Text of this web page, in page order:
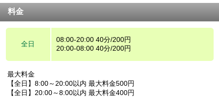
料金
全日
08:00-20:00 40分/200円
20:00-08:00 40分/200円
最大料金
【全日】8:00～20:00以内 最大料金500円
【全日】20:00～8:00以内 最大料金400円